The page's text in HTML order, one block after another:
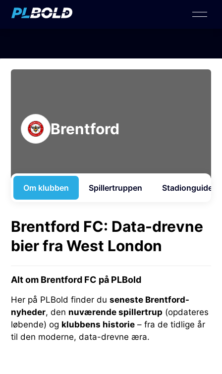
Brentford
Om klubben Spillertruppen Stadionguide
Brentford FC: Data-drevne
bier fra West London
Alt om Brentford FC på PLBold
Her på PLBold finder du seneste Brentford-
nyheder, den nuværende spillertrup (opdateres
løbende) og klubbens historie – fra de tidlige år
til den moderne, data-drevne æra.